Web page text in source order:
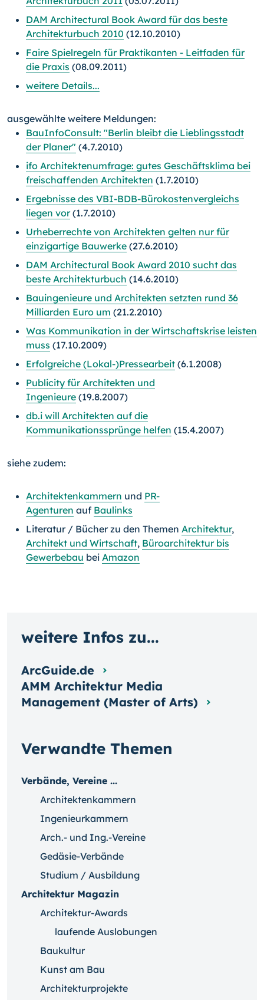
DAM Architectural Book Award für das beste
Architekturbuch 2010 (12.10.2010)
Faire Spielregeln für Praktikanten - Leitfaden für
die Praxis (08.09.2011)
weitere Details...
ausgewählte weitere Meldungen:
BauInfoConsult: "Berlin bleibt die Lieblingsstadt
der Planer" (4.7.2010)
ifo Architektenumfrage: gutes Geschäftsklima bei
freischaffenden Architekten (1.7.2010)
Ergebnisse des VBI-BDB-Bürokostenvergleichs
liegen vor(1.7.2010)
Urheberrechte von Architekten gelten nur für
einzigartige Bauwerke (27.6.2010)
DAM Architectural Book Award 2010 sucht das
beste Architekturbuch (14.6.2010)
Bauingenieure und Architekten setzten rund 36
Milliarden Euro um (21.2.2010)
Was Kommunikation in der Wirtschaftskrise leisten
muss (17.10.2009)
Erfolgreiche (Lokal-)Pressearbeit (6.1.2008)
Publicity für Architekten und
Ingenieure (19.8.2007)
db.i will Architekten auf die
Kommunikationssprünge helfen (15.4.2007)
siehe zudem:
Architektenkammern und PR-
Agenturen auf Baulinks
Literatur / Bücher zu den Themen Architektur,
Architekt und Wirtschaft, Büroarchitektur bis
Gewerbebau bei Amazon
Verwandte Themen
Verbände, Vereine ...
Architektenkammern
Ingenieurkammern
Arch.- und Ing.-Vereine
Gedäsie-Verbände
Studium / Ausbildung
Architektur Magazin
Architektur-Awards
laufende Auslobungen
Baukultur
Kunst am Bau
Architekturprojekte
weitere Infos zu...
ArcGuide.de
AMM Architektur Media
Management (Master of Arts)